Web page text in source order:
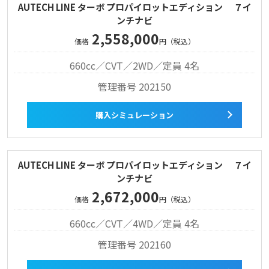
AUTECH LINE ターボ プロパイロットエディション ７イ
ンチナビ
価格 2,558,000円（税込）
660cc／CVT／2WD／定員 4名
管理番号 202150
購入シミュレーション
AUTECH LINE ターボ プロパイロットエディション ７イ
ンチナビ
価格 2,672,000円（税込）
660cc／CVT／4WD／定員 4名
管理番号 202160